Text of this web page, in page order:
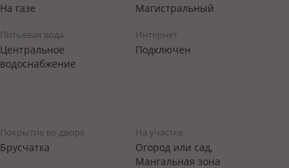
На газе Магистральный
Питьевая вода
Центральное
водоснабжение
Интернет
Подключен
Покрытие во дворе
Брусчатка
На участке
Огород или сад,
Мангальная зона